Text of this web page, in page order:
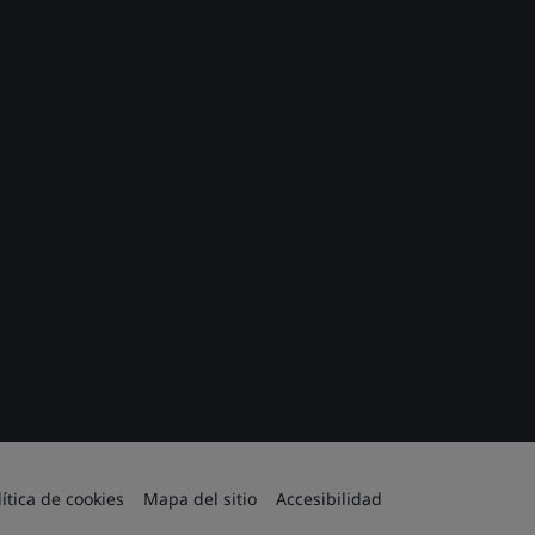
de cookies Mapa del sitio Accesibilidad